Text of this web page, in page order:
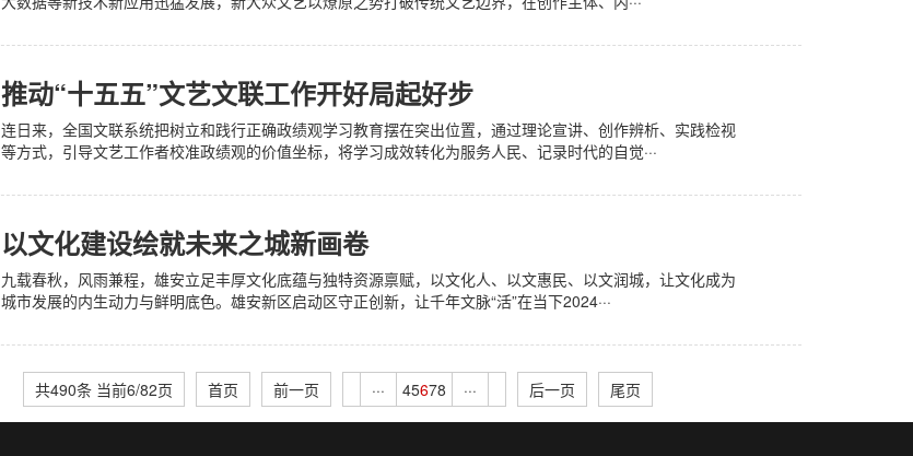
推动“十五五”文艺文联工作开好局起好步
连日来，全国文联系统把树立和践行正确政绩观学习教育摆在突出位置，通过理论宣讲、创作辨析、实践检视
等方式，引导文艺工作者校准政绩观的价值坐标，将学习成效转化为服务人民、记录时代的自觉···
以文化建设绘就未来之城新画卷
九载春秋，风雨兼程，雄安立足丰厚文化底蕴与独特资源禀赋，以文化人、以文惠民、以文润城，让文化成为
城市发展的内生动力与鲜明底色。雄安新区启动区守正创新，让千年文脉“活”在当下2024···
共490条 当前6/82页 首页 前一页 ··· 45678 ··· 后一页 尾页